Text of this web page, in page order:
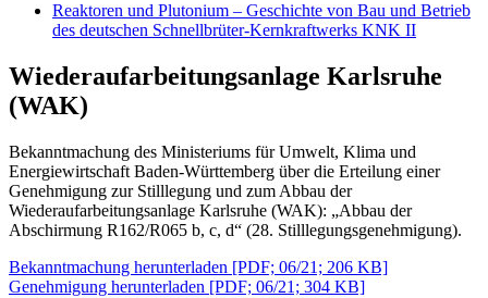
Reaktoren und Plutonium – Geschichte von Bau und Betrieb
des deutschen Schnellbrüter-Kernkraftwerks KNK II
Wiederaufarbeitungsanlage Karlsruhe
(WAK)
Bekanntmachung des Ministeriums für Umwelt, Klima und
Energiewirtschaft Baden-Württemberg über die Erteilung einer
Genehmigung zur Stilllegung und zum Abbau der
Wiederaufarbeitungsanlage Karlsruhe (WAK): „Abbau der
Abschirmung R162/R065 b, c, d“ (28. Stilllegungsgenehmigung).
Bekanntmachung herunterladen [PDF; 06/21; 206 KB]
Genehmigung herunterladen [PDF; 06/21; 304 KB]